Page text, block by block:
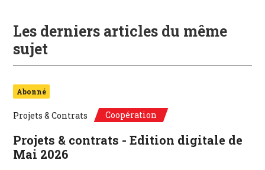
Les derniers articles du même
sujet
Abonné
Projets & Contrats Coopération
Projets & contrats - Edition digitale de
Mai 2026